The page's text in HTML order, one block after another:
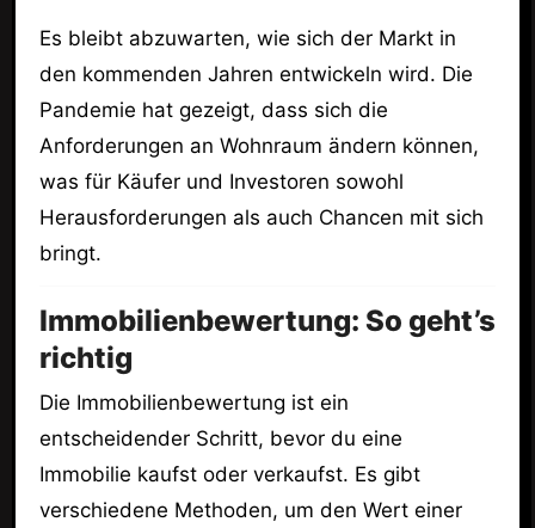
Es bleibt abzuwarten, wie sich der Markt in
den kommenden Jahren entwickeln wird. Die
Pandemie hat gezeigt, dass sich die
Anforderungen an Wohnraum ändern können,
was für Käufer und Investoren sowohl
Herausforderungen als auch Chancen mit sich
bringt.
Immobilienbewertung: So geht’s
richtig
Die Immobilienbewertung ist ein
entscheidender Schritt, bevor du eine
Immobilie kaufst oder verkaufst. Es gibt
verschiedene Methoden, um den Wert einer